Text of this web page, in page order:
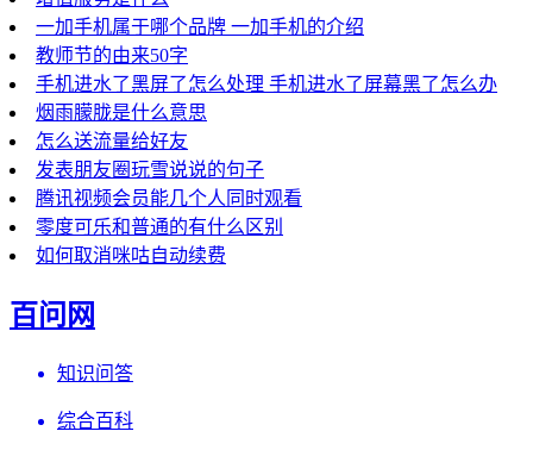
一加手机属于哪个品牌 一加手机的介绍
教师节的由来50字
手机进水了黑屏了怎么处理 手机进水了屏幕黑了怎么办
烟雨朦胧是什么意思
怎么送流量给好友
发表朋友圈玩雪说说的句子
腾讯视频会员能几个人同时观看
零度可乐和普通的有什么区别
如何取消咪咕自动续费
百问网
知识问答
综合百科